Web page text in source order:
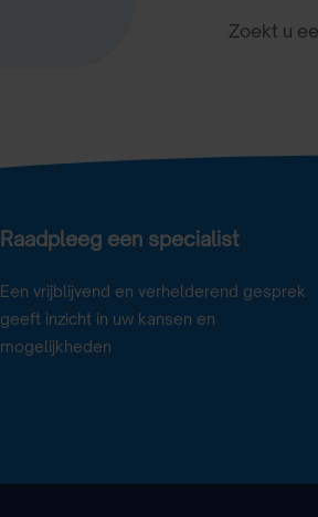
Zoekt u
Raadpleeg een specialist
Een vrijblijvend en verhelderend gesprek
geeft inzicht in uw kansen en
mogelijkheden